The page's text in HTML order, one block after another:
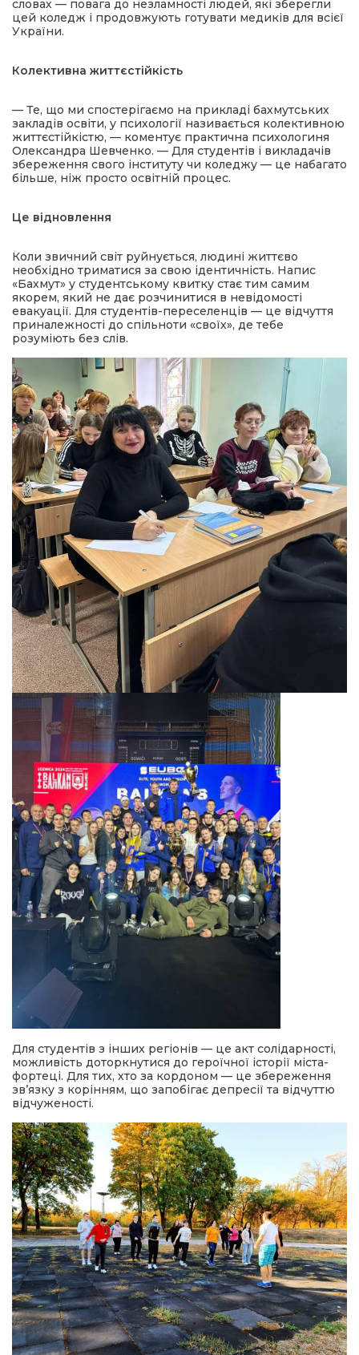
словах — повага до незламності людей, які зберегли
цей коледж і продовжують готувати медиків для всієї
України.
Колективна життєстійкість
— Те, що ми спостерігаємо на прикладі бахмутських
закладів освіти, у психології називається колективною
життєстійкістю, — коментує практична психологиня
Олександра Шевченко. — Для студентів і викладачів
збереження свого інституту чи коледжу — це набагато
більше, ніж просто освітній процес.
Це відновлення
Коли звичний світ руйнується, людині життєво
необхідно триматися за свою ідентичність. Напис
«Бахмут» у студентському квитку стає тим самим
якорем, який не дає розчинитися в невідомості
евакуації. Для студентів-переселенців — це відчуття
приналежності до спільноти «своїх», де тебе
розуміють без слів.
Для студентів з інших регіонів — це акт солідарності,
можливість доторкнутися до героїчної історії міста-
фортеці. Для тих, хто за кордоном — це збереження
зв’язку з корінням, що запобігає депресії та відчуттю
відчуженості.